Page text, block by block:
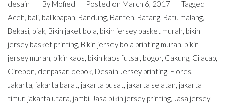
desain
By Mofied Posted on March 6, 2017
Tagged
Aceh, bali, balikpapan, Bandung, Banten, Batang, Batu malang,
Bekasi, biak, Bikin jaket bola, bikin jersey basket murah, bikin
jersey basket printing, Bikin jersey bola printing murah, bikin
jersey murah, bikin kaos, bikin kaos futsal, bogor, Cakung, Cilacap,
Cirebon, denpasar, depok, Desain Jersey printing, Flores,
Jakarta, jakarta barat, jakarta pusat, jakarta selatan, jakarta
timur, jakarta utara, jambi, Jasa bikin jersey printing, Jasa jersey